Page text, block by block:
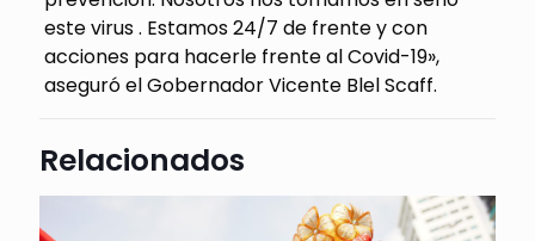
este virus . Estamos 24/7 de frente y con
acciones para hacerle frente al Covid-19»,
aseguró el Gobernador Vicente Blel Scaff.
Relacionados